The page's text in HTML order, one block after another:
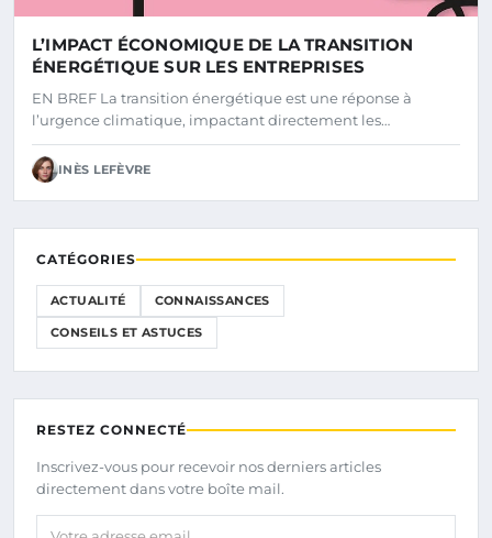
L’IMPACT ÉCONOMIQUE DE LA TRANSITION
ÉNERGÉTIQUE SUR LES ENTREPRISES
EN BREF La transition énergétique est une réponse à
l’urgence climatique, impactant directement les…
INÈS LEFÈVRE
CATÉGORIES
ACTUALITÉ CONNAISSANCES
CONSEILS ET ASTUCES
RESTEZ CONNECTÉ
Inscrivez-vous pour recevoir nos derniers articles
directement dans votre boîte mail.
Votre adresse email